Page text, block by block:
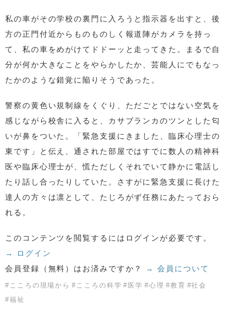
私の車がその学校の裏門に入ろうと指示器を出すと、後
方の正門付近からものものしく報道陣がカメラを持っ
て、私の車をめがけてドドーッと走ってきた。まるで自
分が何か大きなことをやらかしたか、芸能人にでもなっ
たかのような錯覚に陥りそうであった。
警察の黄色い規制線をくぐり、ただごとではない空気を
感じながら校舎に入ると、カサブランカのツンとした匂
いが鼻をついた。「緊急支援にきました、臨床心理士の
東です」と伝え、通された部屋ではすでに数人の精神科
医や臨床心理士が、慌ただしくそれでいて静かに電話し
たり話し合ったりしていた。さすがに緊急支援に長けた
達人の方々は凛として、たじろがず任務にあたっておら
れる。
このコンテンツを閲覧するにはログインが必要です。
→ ログイン
会員登録（無料）はお済みですか？
→ 会員について
# こころの現場から # こころの科学 # 医学 #心理 #教育 #社会
#福祉